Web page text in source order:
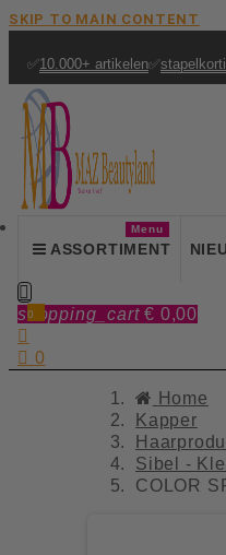
SKIP TO MAIN CONTENT
✅10.000+ artikelen✅
ASSORTIMENT
Menu

shopping_cart € 0,00
0

 0
Home
Kapper
Sibel -
COLOR